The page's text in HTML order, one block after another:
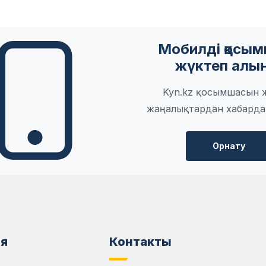
Мобилді
жүктеп
Kyn.kz қосымшасын
жаңалықтардан
Орнату
Контакты